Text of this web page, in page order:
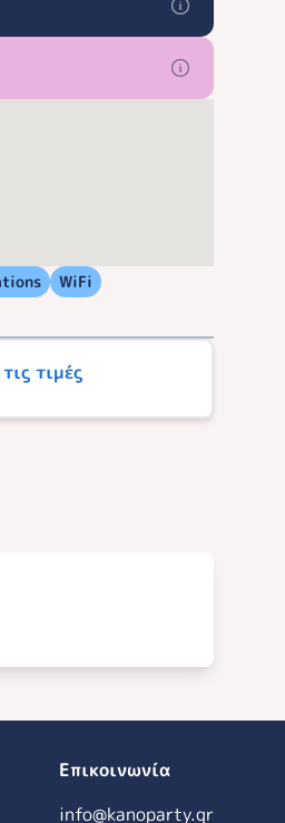
WiFi
τιμές
Επικοινωνία
info@kanoparty.gr